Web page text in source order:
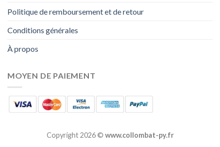
Politique de remboursement et de retour
Conditions générales
À propos
MOYEN DE PAIEMENT
Copyright 2026 © www.collombat-py.fr